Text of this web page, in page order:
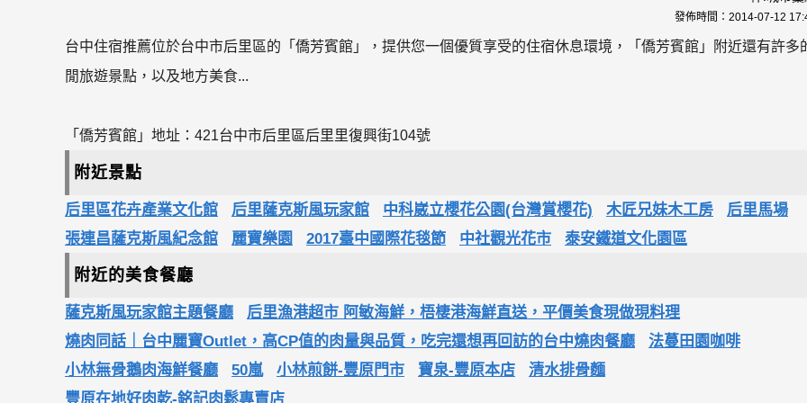
發佈時間： 2014-07-12
台中住宿推薦位於台中市后里區的「僑芳賓館」，提供您一個優質享受的住宿休息環境，「僑芳賓館」附近還有許多
閒旅遊景點，以及地方美食...
「僑芳賓館」地址：421台中市后里區后里里復興街104號
附近景點
后里區花卉產業文化館 后里薩克斯風玩家館 中科崴立櫻花公園(台灣賞櫻花) 木匠兄妹木工房
后里馬場
張連昌薩克斯風紀念館
麗寶樂園 2017臺中國際花毯節 中社觀光花市 泰安鐵道文化園區
附近的美食餐廳
薩克斯風玩家館主題餐廳
后里漁港超市 阿敏海鮮，梧棲港海鮮直送，平價美食現做現料理
燒肉同話｜台中麗寶Outlet，高CP值的肉量與品質，吃完還想再回訪的台中燒肉餐廳
法蔓田園咖啡
小林無骨鵝肉海鮮餐廳
50嵐 小林煎餅-豐原門市 寶泉-豐原本店
清水排骨麵
豐原在地好肉乾-銘記肉鬆專賣店